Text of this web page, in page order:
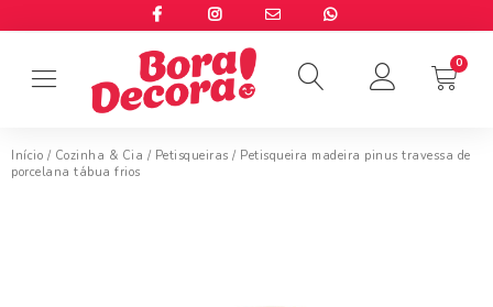
Início / Cozinha & Cia / Petisqueiras / Petisqueira madeira pinus travessa de
porcelana tábua frios